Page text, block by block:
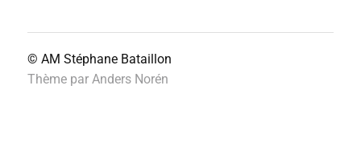
© AM Stéphane Bataillon
Thème par Anders Norén